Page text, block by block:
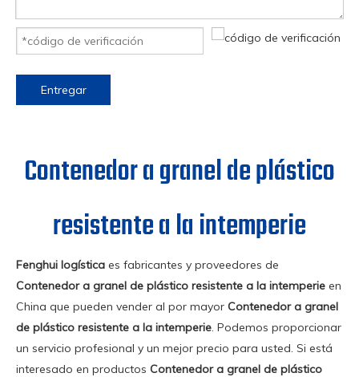
Entregar
Contenedor a granel de plástico
resistente a la intemperie
Fenghui logística es fabricantes y proveedores de
Contenedor a granel de plástico resistente a la intemperie en
China que pueden vender al por mayor Contenedor a granel
de plástico resistente a la intemperie. Podemos proporcionar
un servicio profesional y un mejor precio para usted. Si está
interesado en productos Contenedor a granel de plástico